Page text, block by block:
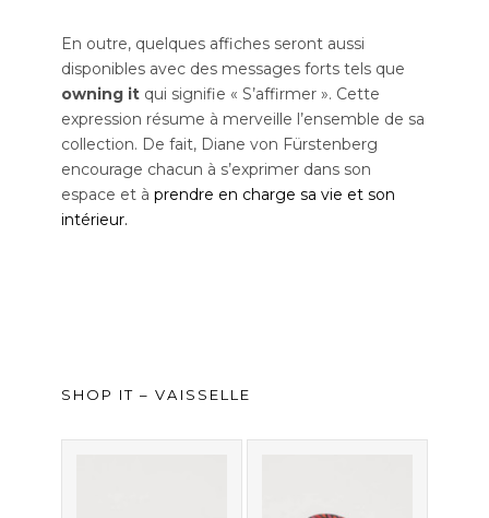
En outre, quelques affiches seront aussi
disponibles avec des messages forts tels que
owning itqui signifie « S’affirmer ». Cette
expression résume à merveille l’ensemble de sa
collection. De fait, Diane von Fürstenberg
encourage chacun à s’exprimer dans son
espace et à prendre en charge sa vie et son
intérieur.
SHOP IT – VAISSELLE